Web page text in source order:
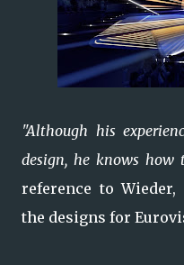
"Although his
design, he knows how
reference to
the designs for